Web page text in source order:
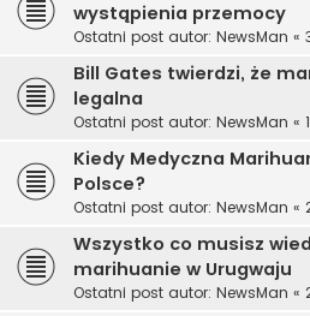
wystąpienia przemocy
Ostatni post autor: NewsMan «
Bill Gates twierdzi, że
legalna
Ostatni post autor: NewsMan «
Kiedy Medyczna
Polsce?
Ostatni post autor: NewsMan «
Wszystko co musisz
marihuanie w Urugwaju
Ostatni post autor: NewsMan «